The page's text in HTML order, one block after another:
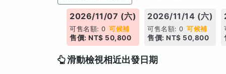
2026/11/07 (六)
可售名額: 0 可候補
售價: NT$ 50,800
2026/11/14 (六)
可售名額: 0 可候補
售價: NT$ 50,800
滑動檢視相近出發日期